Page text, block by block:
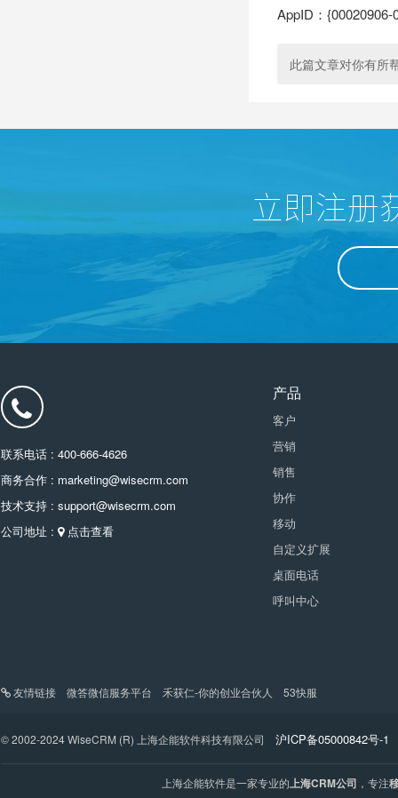
AppID：{00020906-
此篇文章对你有所
立即注册
联系电话 : 400-666-4626
商务合作 : marketing@wisecrm.com
技术支持 : support@wisecrm.com
公司地址 :
点击查看
产品
客户
营销
销售
协作
移动
自定义扩展
桌面电话
呼叫中心
友情链接 微答微信服务平台 禾获仁-你的创业合伙人 53快服
© 2002-2024 WiseCRM (R) 上海企能软件科技有限公司 沪ICP备05000842号-1
上海企能软件是一家专业的上海CRM公司 ，专注